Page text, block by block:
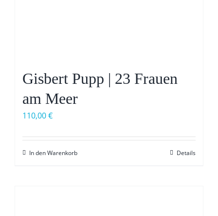
Gisbert Pupp | 23 Frauen
am Meer
110,00€
In den Warenkorb Details